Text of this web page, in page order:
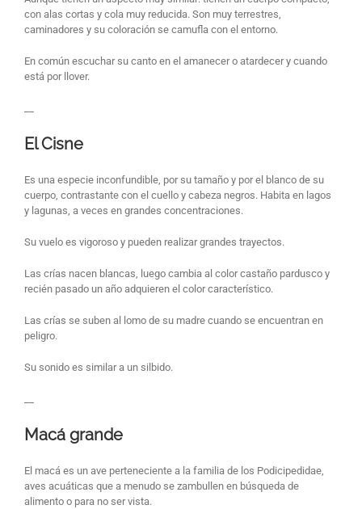
con alas cortas y cola muy reducida. Son muy terrestres,
caminadores y su coloración se camufla con el entorno.
En común escuchar su canto en el amanecer o atardecer y cuando
está por llover.
El Cisne
Es una especie inconfundible, por su tamaño y por el blanco de su
cuerpo, contrastante con el cuello y cabeza negros. Habita en lagos
y lagunas, a veces en grandes concentraciones.
Su vuelo es vigoroso y pueden realizar grandes trayectos.
Las crías nacen blancas, luego cambia al color castaño pardusco y
recién pasado un año adquieren el color característico.
Las crías se suben al lomo de su madre cuando se encuentran en
peligro.
Su sonido es similar a un silbido.
Macá grande
El macá es un ave perteneciente a la familia de los Podicipedidae,
aves acuáticas que a menudo se zambullen en búsqueda de
alimento o para no ser vista.